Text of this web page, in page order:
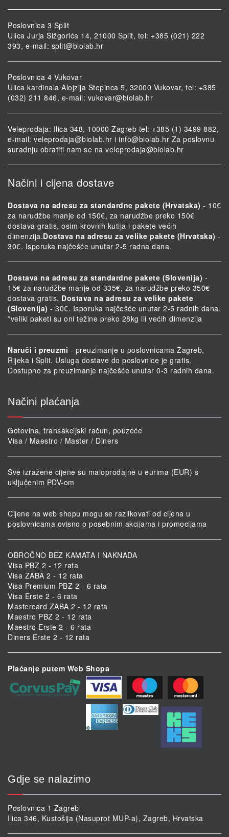
Poslovnica 3 Split
Ulica Jurja Šižgorića 14, 21000 Split, tel: +385 (021) 222
393, e-mail: split@biolab.hr
Poslovnica 4 Vukovar
Ulica kardinala Alojzija Stepinca 5, 32000 Vukovar, tel: +385
(032) 211 846, e-mail: vukovar@biolab.hr
Veleprodaja: Ilica 348, 10000 Zagreb tel: +385 (1) 3499 882,
e-mail: veleprodaja@biolab.hr i info@biolab.hr Za poslovnu
suradnju obratiti nam se na veleprodaja@biolab.hr
Načini i cijena dostave
Dostava na adresu za standardne pakete (Hrvatska) - 10€
za narudžbe manje od 150€, za narudžbe preko 150€
dostava gratis, osim krovnih kutija i pakete većih
dimenzija.Dostava na adresu za velike pakete (Hrvatska) -
30€. Isporuka najčešće unutar 2-5 radna dana.
Dostava na adresu za standardne pakete (Slovenija) -
15€ za narudžbe manje od 335€, za narudžbe preko 350€
dostava gratis. Dostava na adresu za velike pakete
(Slovenija) - 30€. Isporuka najčešće unutar 2-5 radnih dana.
*veliki paketi su oni težine preko 28kg ili većih dimenzija
Naruči i preuzmi - preuzimanje u poslovnicama Zagreb,
Rijeka i Split. Usluga dostave do poslovnice je gratis.
Dostupno za preuzimanje najčešće unutar 0-3 radnih dana.
Načini plaćanja
Gotovina, transakcijski račun, pouzeće
Visa / Maestro / Master / Diners
Sve izražene cijene su maloprodajne u eurima (EUR) s
uključenim PDV-om
Cijene na web shopu mogu se razlikovati od cijena u
poslovnicama ovisno o posebnim akcijama i promocijama
OBROČNO BEZ KAMATA I NAKNADA
Visa PBZ 2 - 12 rata
Visa ZABA 2 - 12 rata
Visa Premium PBZ 2 - 6 rata
Visa Erste 2 - 6 rata
Mastercard ZABA 2 - 12 rata
Maestro PBZ 2 - 12 rata
Maestro Erste 2 - 6 rata
Diners Erste 2 - 12 rata
Plaćanje putem Web Shopa
Gdje se nalazimo
Poslovnica 1 Zagreb
Ilica 346, Kustošija (Nasuprot MUP-a), Zagreb, Hrvatska